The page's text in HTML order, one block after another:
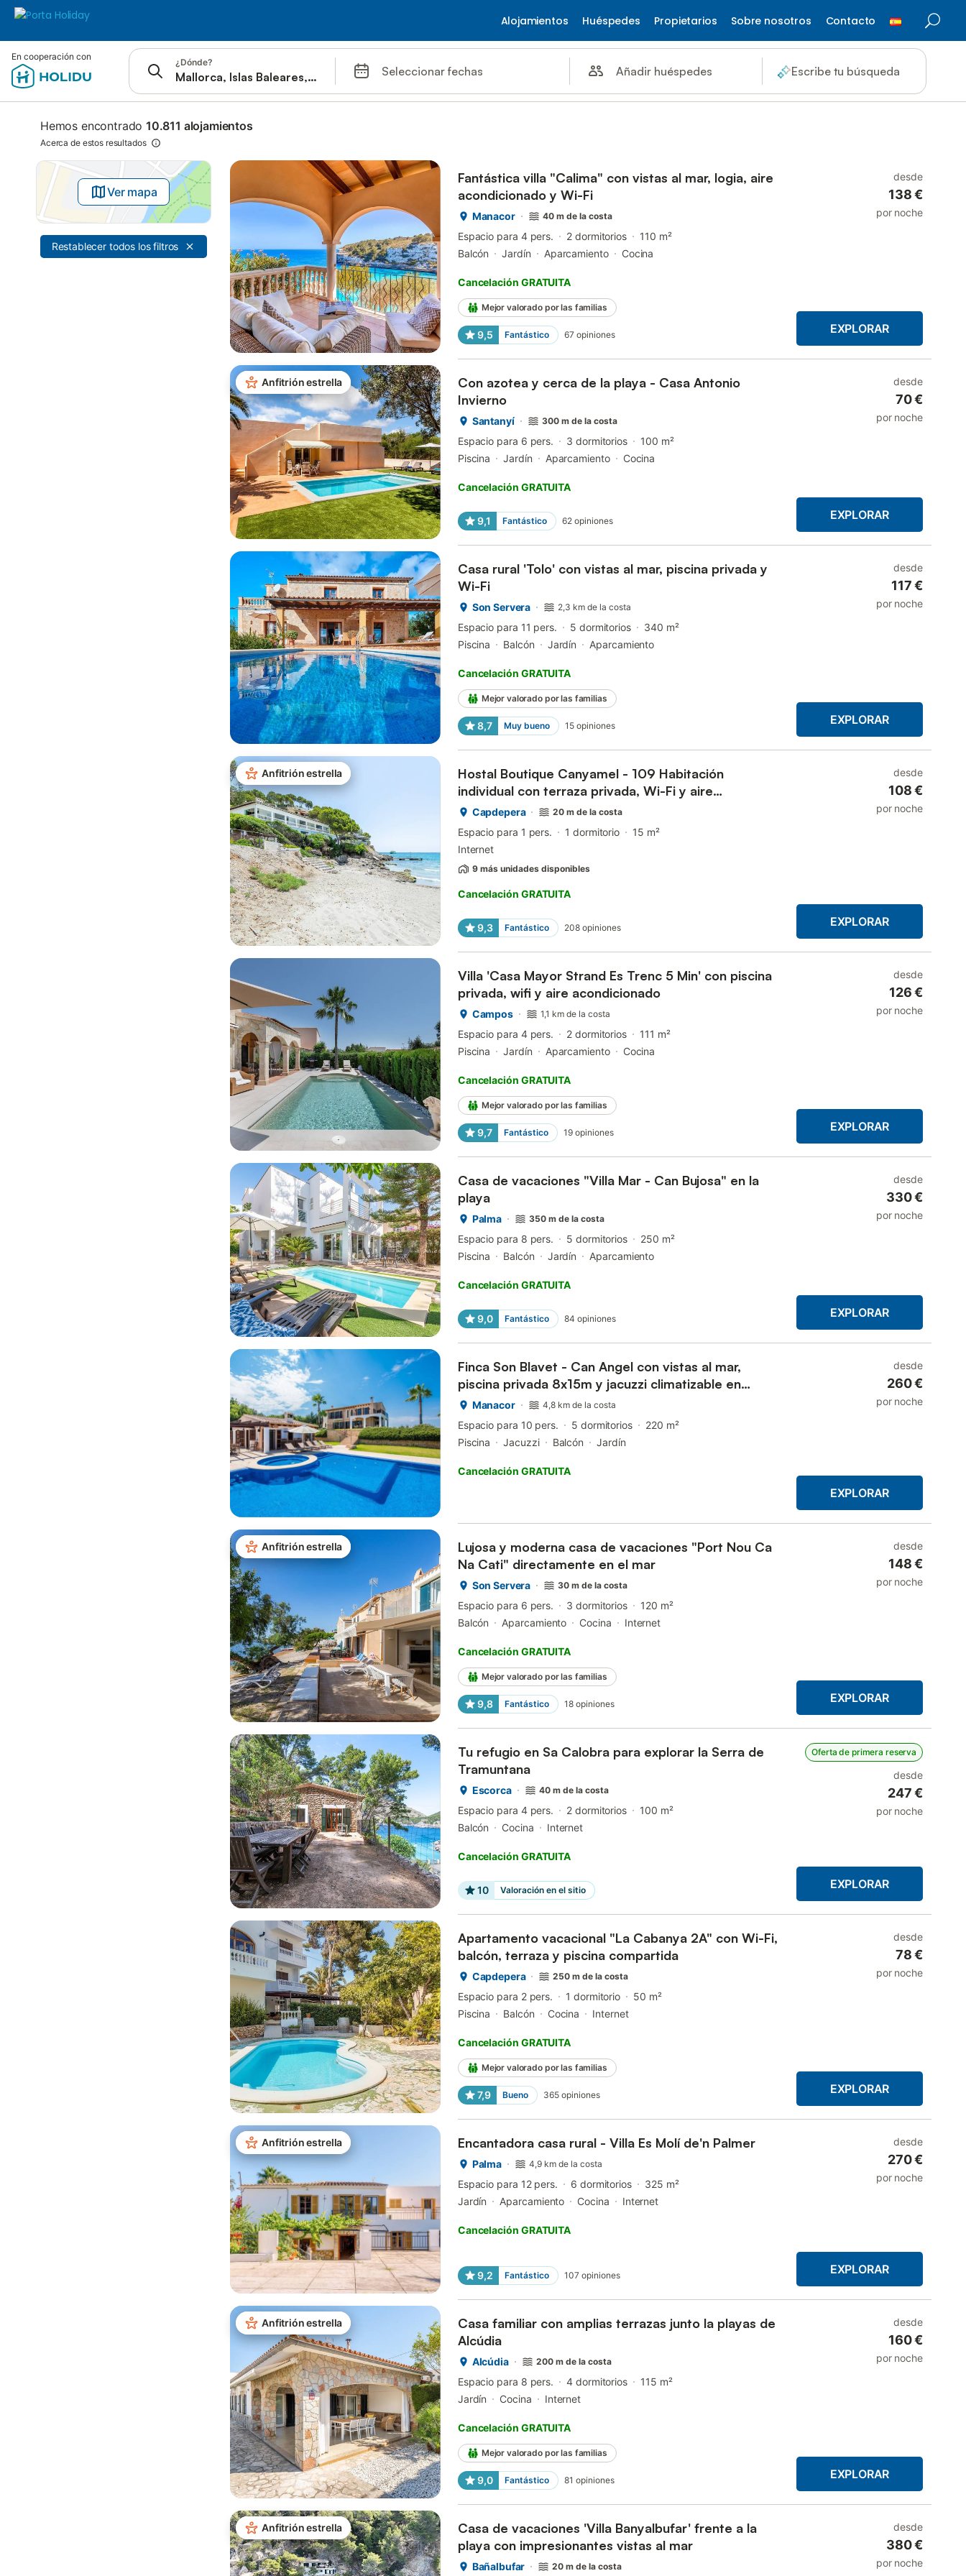
Alojamientos Huéspedes Propietarios Sobre nosotros Contacto
Saltar a
Barra de búsqueda
Filtros
Ofertas
En cooperación con
¿Dónde?
Seleccionar fechas Añadir huéspedes Escribe tu búsqueda
Hemos encontrado10.811 alojamientos
Acerca de estos resultados
Ver mapa
Restablecer todos los filtros
Fantástica villa "Calima" con vistas al mar, logia, aire
acondicionado y Wi-Fi
Manacor 40 m de la costa
Espacio para 4 pers. 2 dormitorios
110 m²
Balcón
Jardín Aparcamiento Cocina
Cancelación GRATUITA
Mejor valorado por las familias
9,5 Fantástico 67 opiniones
desde
138 €
por noche
EXPLORAR
Anfitrión estrella
Con azotea y cerca de la playa - Casa Antonio
Invierno
Santanyí 300 m de la costa
Espacio para 6 pers. 3 dormitorios
100 m²
Piscina
Jardín Aparcamiento Cocina
Cancelación GRATUITA
9,1 Fantástico 62 opiniones
desde
70 €
por noche
EXPLORAR
Casa rural 'Tolo' con vistas al mar, piscina privada y
Wi-Fi
Son Servera 2,3 km de la costa
Espacio para 11 pers. 5 dormitorios
340 m²
Piscina
Balcón Jardín Aparcamiento
Cancelación GRATUITA
Mejor valorado por las familias
8,7 Muy bueno 15 opiniones
desde
117 €
por noche
EXPLORAR
Anfitrión estrella
Hostal Boutique Canyamel - 109 Habitación
individual con terraza privada, Wi-Fi y aire
acondicionado
Capdepera 20 m de la costa
Espacio para 1 pers. 1 dormitorio
15 m²
Internet
9 más unidades disponibles
Cancelación GRATUITA
9,3 Fantástico 208 opiniones
desde
108 €
por noche
EXPLORAR
Villa 'Casa Mayor Strand Es Trenc 5 Min' con piscina
privada, wifi y aire acondicionado
Campos 1,1 km de la costa
Espacio para 4 pers. 2 dormitorios
111 m²
Piscina
Jardín Aparcamiento Cocina
Cancelación GRATUITA
Mejor valorado por las familias
9,7 Fantástico 19 opiniones
desde
126 €
por noche
EXPLORAR
Casa de vacaciones "Villa Mar - Can Bujosa" en la
playa
Palma 350 m de la costa
Espacio para 8 pers. 5 dormitorios
250 m²
Piscina
Balcón Jardín Aparcamiento
Cancelación GRATUITA
9,0 Fantástico 84 opiniones
desde
330 €
por noche
EXPLORAR
Finca Son Blavet - Can Angel con vistas al mar,
piscina privada 8x15m y jacuzzi climatizable en
parc...
Manacor 4,8 km de la costa
Espacio para 10 pers. 5 dormitorios
220 m²
Piscina
Jacuzzi Balcón Jardín
Cancelación GRATUITA
desde
260 €
por noche
EXPLORAR
Anfitrión estrella
Lujosa y moderna casa de vacaciones "Port Nou Ca
Na Cati" directamente en el mar
Son Servera 30 m de la costa
Espacio para 6 pers. 3 dormitorios
120 m²
Balcón
Aparcamiento Cocina Internet
Cancelación GRATUITA
Mejor valorado por las familias
9,8 Fantástico 18 opiniones
desde
148 €
por noche
EXPLORAR
Tu refugio en Sa Calobra para explorar la Serra de
Tramuntana
Escorca 40 m de la costa
Espacio para 4 pers. 2 dormitorios
100 m²
Balcón
Cocina Internet
Cancelación GRATUITA
10 Valoración en el sitio
Oferta de primera reserva
desde
247 €
por noche
EXPLORAR
Apartamento vacacional "La Cabanya 2A" con Wi-Fi,
balcón, terraza y piscina compartida
Capdepera 250 m de la costa
Espacio para 2 pers. 1 dormitorio
50 m²
Piscina
Balcón Cocina Internet
Cancelación GRATUITA
Mejor valorado por las familias
7,9 Bueno 365 opiniones
desde
78 €
por noche
EXPLORAR
Anfitrión estrella Encantadora casa rural - Villa Es Molí de'n Palmer
Palma 4,9 km de la costa
Espacio para 12 pers. 6 dormitorios
325 m²
Jardín
Aparcamiento Cocina Internet
Cancelación GRATUITA
9,2 Fantástico 107 opiniones
desde
270 €
por noche
EXPLORAR
Anfitrión estrella
Casa familiar con amplias terrazas junto la playas de
Alcúdia
Alcúdia 200 m de la costa
Espacio para 8 pers. 4 dormitorios
115 m²
Jardín
Cocina Internet
Cancelación GRATUITA
Mejor valorado por las familias
9,0 Fantástico 81 opiniones
desde
160 €
por noche
EXPLORAR
Anfitrión estrella
Casa de vacaciones 'Villa Banyalbufar' frente a la
playa con impresionantes vistas al mar
Bañalbufar 20 m de la costa
desde
380 €
por noche